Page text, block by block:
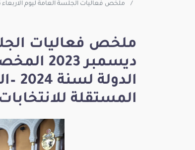
ملخص فعاليات الجلسة العامة ليوم الاربعاء 6 ديسمبر 2023 المخصصة لمناقشة مشروع ميزانية الدولة لسنة 2024 –المهمّة الخاصة: الهيئة العليا المستقلة للانتخابات -
ديسمبر
المستقلة